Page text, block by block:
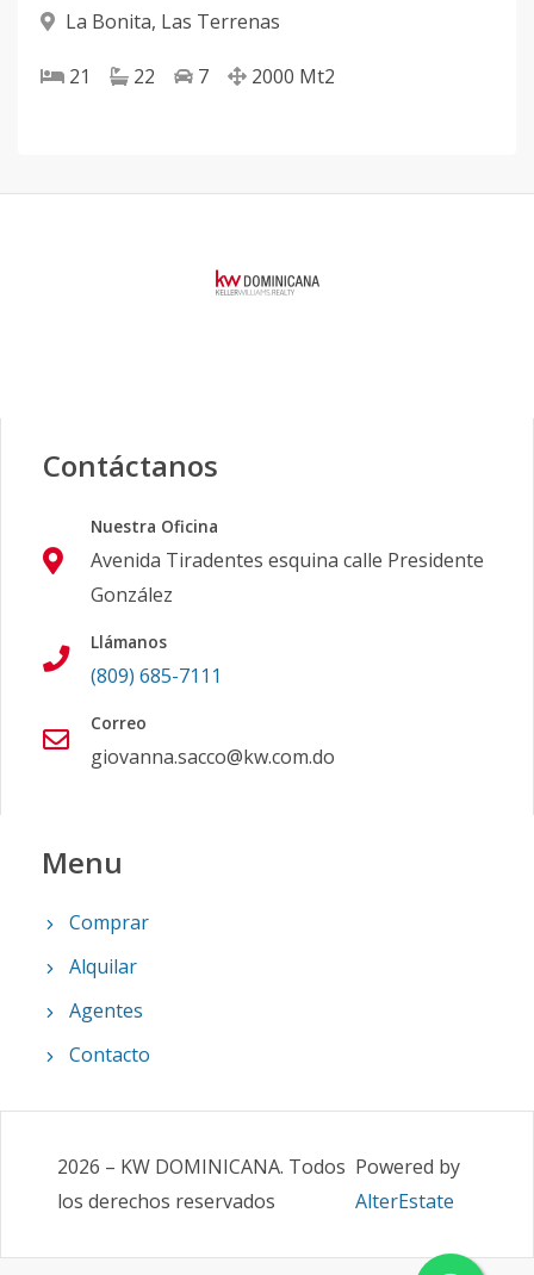
La Bonita, Las Terrenas
21 22 7 2000 Mt2
Contáctanos
Nuestra Oficina
Avenida Tiradentes esquina calle Presidente
González
Llámanos
(809) 685-7111
Correo
giovanna.sacco@kw.com.do
Menu
Comprar
Alquilar
Agentes
Contacto
2026 – KW DOMINICANA. Todos
los derechos reservados
Powered by
AlterEstate